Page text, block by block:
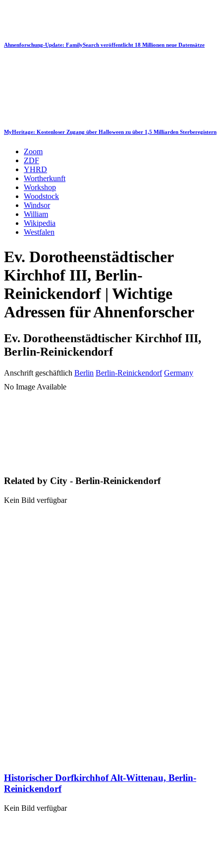
Ahnenforschung-Update: FamilySearch veröffentlicht 18 Millionen neue Datensätze
MyHeritage: Kostenloser Zugang über Halloween zu über 1,5 Milliarden Sterberegistern
Zoom
ZDF
YHRD
Wortherkunft
Workshop
Woodstock
Windsor
William
Wikipedia
Westfalen
Ev. Dorotheenstädtischer
Kirchhof III, Berlin-
Reinickendorf | Wichtige
Adressen für Ahnenforscher
Ev. Dorotheenstädtischer Kirchhof III,
Berlin-Reinickendorf
Anschrift geschäftlich Berlin Berlin-Reinickendorf Germany
No Image Available
Related by City - Berlin-Reinickendorf
Kein Bild verfügbar
Historischer Dorfkirchhof Alt-Wittenau, Berlin-
Reinickendorf
Kein Bild verfügbar